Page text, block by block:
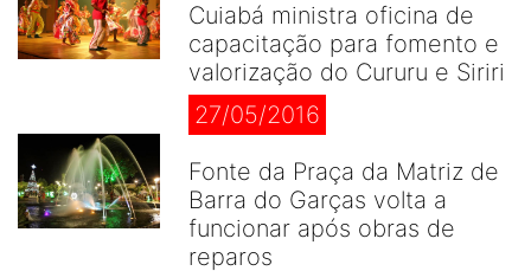
Cuiabá ministra oficina de
capacitação para fomento e
valorização do Cururu e Siriri
27/05/2016
Fonte da Praça da Matriz de
Barra do Garças volta a
funcionar após obras de
reparos